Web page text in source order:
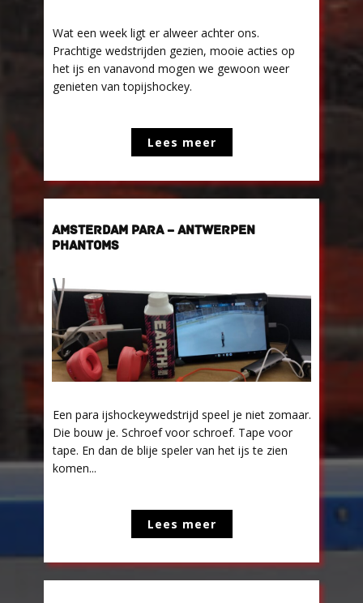
Wat een week ligt er alweer achter ons.
Prachtige wedstrijden gezien, mooie acties op
het ijs en vanavond mogen we gewoon weer
genieten van topijshockey.
Lees meer
AMSTERDAM PARA – ANTWERPEN
PHANTOMS
Een para ijshockeywedstrijd speel je niet zomaar.
Die bouw je. Schroef voor schroef. Tape voor
tape. En dan de blije speler van het ijs te zien
komen...
Lees meer